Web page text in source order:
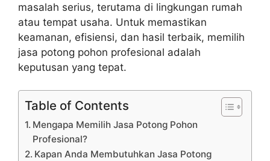
masalah serius, terutama di lingkungan rumah
atau tempat usaha. Untuk memastikan
keamanan, efisiensi, dan hasil terbaik, memilih
jasa potong pohon profesional adalah
keputusan yang tepat.
Table of Contents
Mengapa Memilih Jasa Potong Pohon
Profesional?
Kapan Anda Membutuhkan Jasa Potong